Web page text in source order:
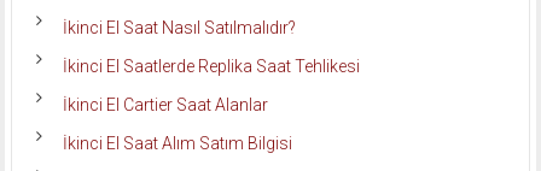
İkinci El Saat Nasıl Satılmalıdır?
İkinci El Saatlerde Replika Saat Tehlikesi
İkinci El Cartier Saat Alanlar
İkinci El Saat Alım Satım Bilgisi